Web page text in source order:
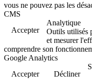
vous ne pouvez pas les
CMS
Accepter
Analytique
Outils utilisés
et mesurer
comprendre son
Google Analytics
Accepter
Décliner